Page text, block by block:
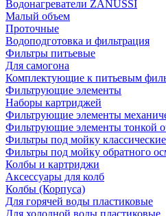
Водонагреватели ZANUSSI
Малый объем
Проточные
Водоподготовка и фильтрация
Фильтры питьевые
Для самогона
Комплектующие к питьевым
Фильтрующие элементы
Наборы картриджей
Фильтрующие элементы
Фильтрующие элементы тонкой
Фильтры под мойку классические
Фильтры под мойку обратного
Колбы и картриджи
Аксессуары для колб
Колбы (Корпуса)
Для горячей воды пластиковые
Для холодной воды пластиковые